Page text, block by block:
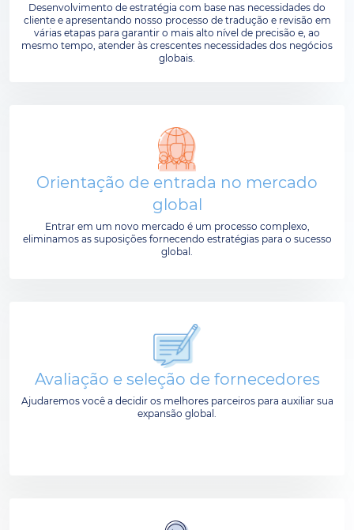
Desenvolvimento de estratégia com base nas necessidades do
cliente e apresentando nosso processo de tradução e revisão em
várias etapas para garantir o mais alto nível de precisão e, ao
mesmo tempo, atender às crescentes necessidades dos negócios
globais.
Orientação de entrada no mercado
global
Entrar em um novo mercado é um processo complexo,
eliminamos as suposições fornecendo estratégias para o sucesso
global.
Avaliação e seleção de fornecedores
Ajudaremos você a decidir os melhores parceiros para auxiliar sua
expansão global.